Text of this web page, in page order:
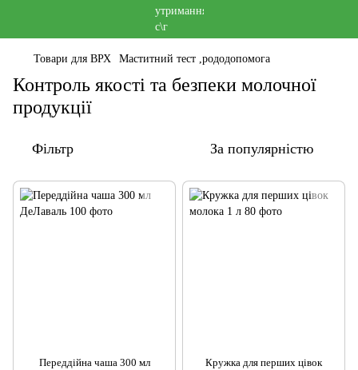
Товари для ВРХ Маститний тест ,рододопомога
Контроль якості та безпеки молочної
продукції
Фільтр За популярністю
Переддійна чаша 300 мл
Кружка для перших цівок